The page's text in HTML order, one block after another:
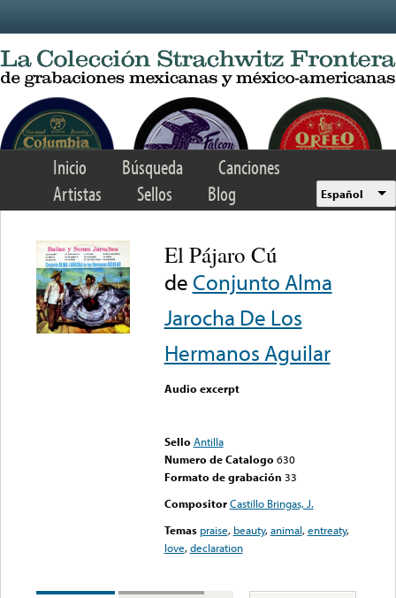
Inicio Búsqueda
Canciones
Artistas
Sellos Blog Español
El Pájaro Cú
de Conjunto Alma
Jarocha De Los
Hermanos Aguilar
Audio excerpt
Sello Antilla
Numero de Catalogo 630
Formato de grabación 33
Compositor Castillo Bringas, J.
Temas praise, beauty,animal,entreaty,
love,declaration